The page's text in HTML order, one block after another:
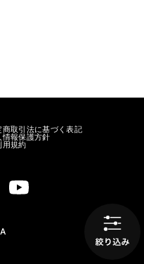
商取引法に基づく表記
情報保護方針
用規約